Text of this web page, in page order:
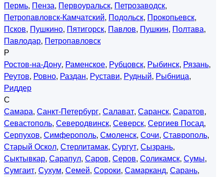
Пермь, Пенза, Первоуральск, Петрозаводск,
Петропавловск-Камчатский, Подольск, Прокопьевск,
Псков, Пушкино, Пятигорск, Павлов, Пушкин, Полтава,
Павлодар, Петропавловск
Р
Ростов-на-Дону, Раменское, Рубцовск, Рыбинск, Рязань,
Реутов, Ровно, Раздан, Рустави, Рудный, Рыбница,
Риддер
С
Самара, Санкт-Петербург, Салават, Саранск, Саратов,
Севастополь, Северодвинск, Северск, Сергиев Посад,
Серпухов, Симферополь, Смоленск, Сочи, Ставрополь,
Старый Оскол, Стерлитамак, Сургут, Сызрань,
Сыктывкар, Сарапул, Саров, Серов, Соликамск, Сумы,
Сумгаит, Сухум, Семей, Сороки, Самарканд, Сарань,